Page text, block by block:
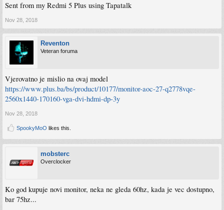
Sent from my Redmi 5 Plus using Tapatalk
Nov 28, 2018
Reventon
Veteran foruma
Vjerovatno je mislio na ovaj model
https://www.plus.ba/bs/product/10177/monitor-aoc-27-q2778vqe-
2560x1440-170160-vga-dvi-hdmi-dp-3y
Nov 28, 2018
SpookyMoO likes this.
mobsterc
Overclocker
Ko god kupuje novi monitor, neka ne gleda 60hz, kada je vec dostupno,
bar 75hz...